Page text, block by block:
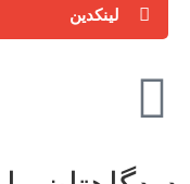
لینکدین